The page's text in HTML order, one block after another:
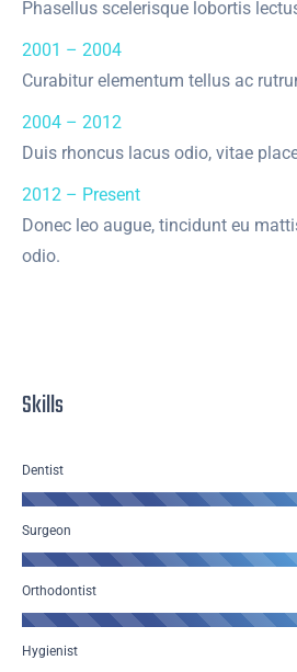
Phasellus scelerisque lobortis
2001 – 2004
Curabitur elementum tellus ac
2004 – 2012
Duis rhoncus lacus odio, vitae
2012 – Present
Donec leo augue, tincidunt eu
odio.
Skills
Dentist
Surgeon
Orthodontist
Hygienist